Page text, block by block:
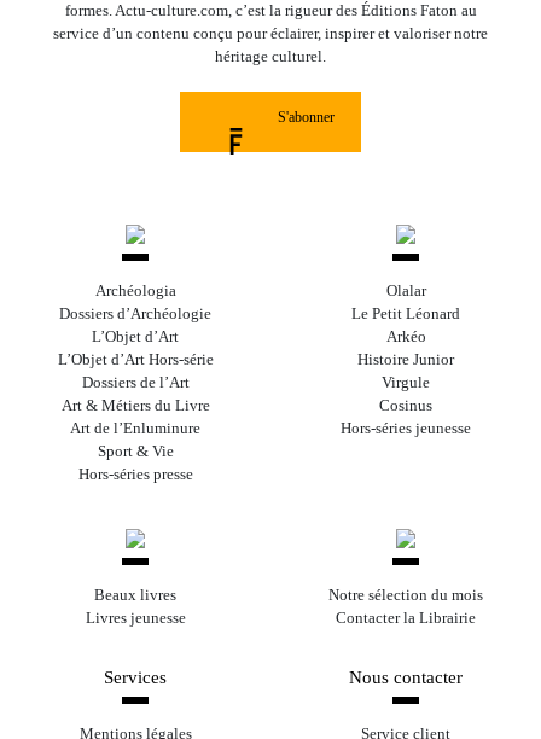
formes. Actu-culture.com, c’est la rigueur des Éditions Faton au
service d’un contenu conçu pour éclairer, inspirer et valoriser notre
héritage culturel.
S'abonner
Archéologia
Dossiers d’Archéologie
L’Objet d’Art
L’Objet d’Art Hors-série
Dossiers de l’Art
Art & Métiers du Livre
Art de l’Enluminure
Sport & Vie
Hors-séries presse
Olalar
Le Petit Léonard
Arkéo
Histoire Junior
Virgule
Cosinus
Hors-séries jeunesse
Beaux livres
Livres jeunesse
Notre sélection du mois
Contacter la Librairie
Services
Mentions légales
Nous contacter
Service client